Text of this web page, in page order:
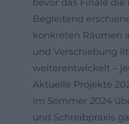
bevor das Finale
Begleitend
konkreten Räumen
und Verschiebung
weiterentwickelt –
Aktuelle Projekte
Im Sommer 2024
und Schreibpraxis